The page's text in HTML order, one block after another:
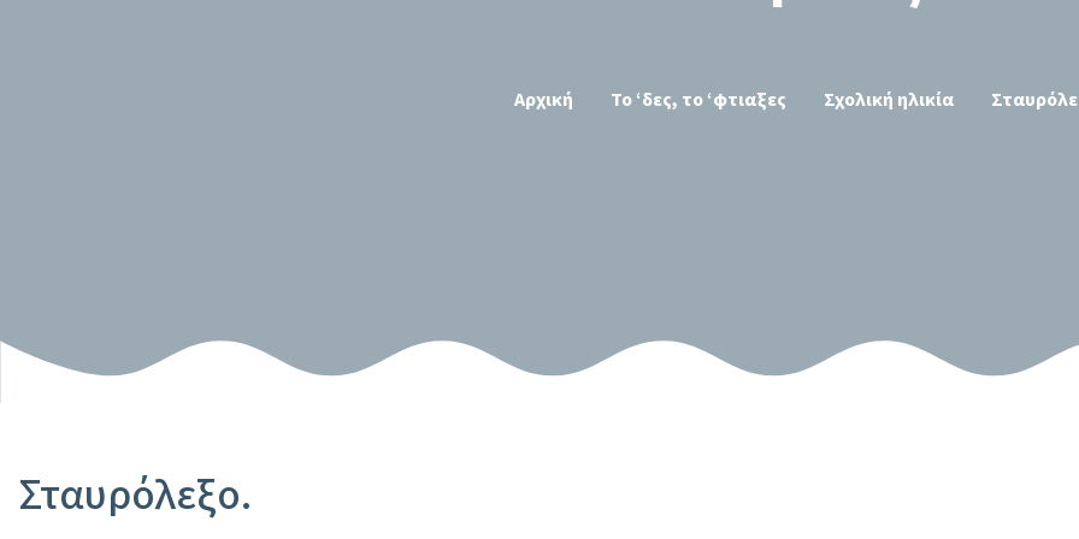
Αρχική Το ‘δες, το ‘φτιαξες Σχολική ηλικία
Σταυρόλεξο.